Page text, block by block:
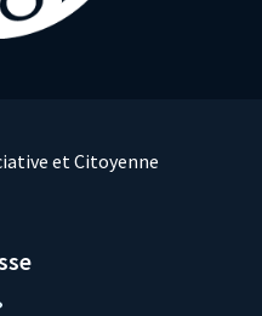
et Citoyenne